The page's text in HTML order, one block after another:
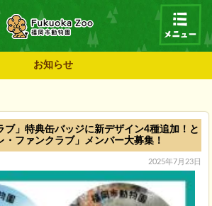
お知らせ
ブ」特典缶バッジに新デザイン4種追加！と
・ファンクラブ」メンバー大募集！
2025年7月23日